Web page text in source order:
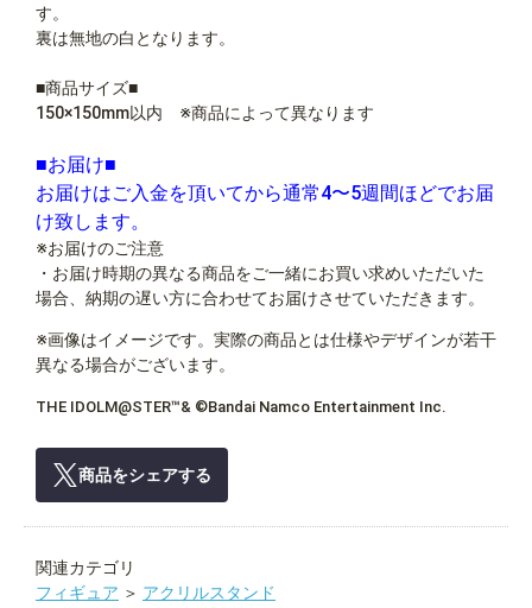
す。
裏は無地の白となります。
■商品サイズ■
150×150mm以内 ※商品によって異なります
■お届け■
お届けはご入金を頂いてから通常4〜5週間ほどでお届
け致します。
※お届けのご注意
・お届け時期の異なる商品をご一緒にお買い求めいただいた
場合、納期の遅い方に合わせてお届けさせていただきます。
※画像はイメージです。実際の商品とは仕様やデザインが若干
異なる場合がございます。
THE IDOLM@STER™& ©Bandai Namco Entertainment Inc.
商品をシェアする
関連カテゴリ
フィギュア ＞ アクリルスタンド